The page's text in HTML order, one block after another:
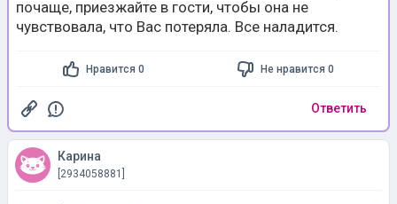
почаще, приезжайте в гости, чтобы она не
чувствовала, что Вас потеряла. Все наладится.
Нравится 0 Не нравится 0
Ответить
Карина
[2934058881]